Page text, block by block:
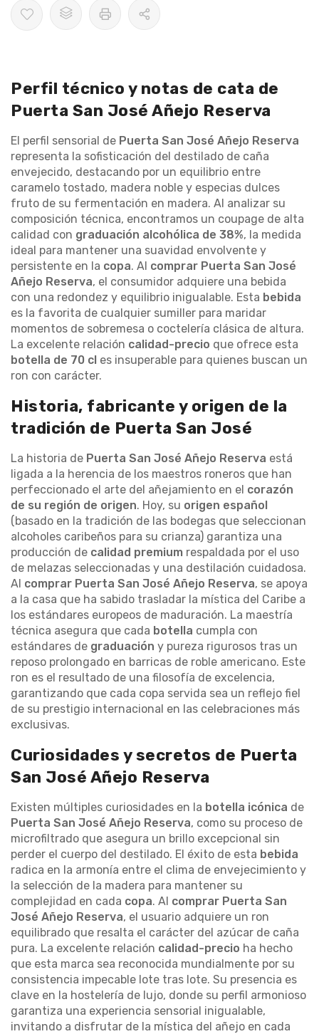
Perfil técnico y notas de cata de
Puerta San José Añejo Reserva
El perfil sensorial de Puerta San José Añejo Reserva
representa la sofisticación del destilado de caña
envejecido, destacando por un equilibrio entre
caramelo tostado, madera noble y especias dulces
fruto de su fermentación en madera. Al analizar su
composición técnica, encontramos un coupage de alta
calidad con graduación alcohólica de 38%, la medida
ideal para mantener una suavidad envolvente y
persistente en la copa. Al comprar Puerta San José
Añejo Reserva, el consumidor adquiere una bebida
con una redondez y equilibrio inigualable. Esta bebida
es la favorita de cualquier sumiller para maridar
momentos de sobremesa o coctelería clásica de altura.
La excelente relación calidad-precio que ofrece esta
botella de 70 cl es insuperable para quienes buscan un
ron con carácter.
Historia, fabricante y origen de la
tradición de Puerta San José
La historia de Puerta San José Añejo Reserva está
ligada a la herencia de los maestros roneros que han
perfeccionado el arte del añejamiento en el corazón
de su región de origen. Hoy, su origen español
(basado en la tradición de las bodegas que seleccionan
alcoholes caribeños para su crianza) garantiza una
producción de calidad premium respaldada por el uso
de melazas seleccionadas y una destilación cuidadosa.
Al comprar Puerta San José Añejo Reserva, se apoya
a la casa que ha sabido trasladar la mística del Caribe a
los estándares europeos de maduración. La maestría
técnica asegura que cada botella cumpla con
estándares de graduación y pureza rigurosos tras un
reposo prolongado en barricas de roble americano. Este
ron es el resultado de una filosofía de excelencia,
garantizando que cada copa servida sea un reflejo fiel
de su prestigio internacional en las celebraciones más
exclusivas.
Curiosidades y secretos de Puerta
San José Añejo Reserva
Existen múltiples curiosidades en la botella icónica de
Puerta San José Añejo Reserva, como su proceso de
microfiltrado que asegura un brillo excepcional sin
perder el cuerpo del destilado. El éxito de esta bebida
radica en la armonía entre el clima de envejecimiento y
la selección de la madera para mantener su
complejidad en cada copa. Al comprar Puerta San
José Añejo Reserva, el usuario adquiere un ron
equilibrado que resalta el carácter del azúcar de caña
pura. La excelente relación calidad-precio ha hecho
que esta marca sea reconocida mundialmente por su
consistencia impecable lote tras lote. Su presencia es
clave en la hostelería de lujo, donde su perfil armonioso
garantiza una experiencia sensorial inigualable,
invitando a disfrutar de la mística del añejo en cada